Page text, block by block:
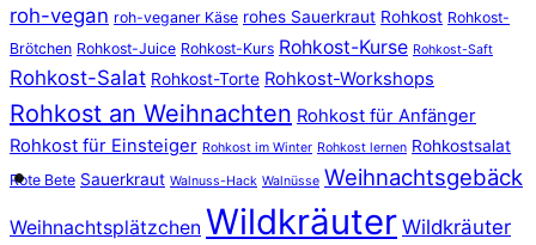
roh-vegan roh-veganer Käse rohes Sauerkraut Rohkost Rohkost-
Brötchen Rohkost-Juice Rohkost-Kurs Rohkost-Kurse Rohkost-Saft
Rohkost-Salat Rohkost-Torte Rohkost-Workshops
Rohkost an Weihnachten Rohkost für Anfänger
Rohkost für Einsteiger Rohkost im Winter Rohkost lernen Rohkostsalat
Rote Bete Sauerkraut Walnuss-Hack Walnüsse Weihnachtsgebäck
Weihnachtsplätzchen Wildkräuter Wildkräuter